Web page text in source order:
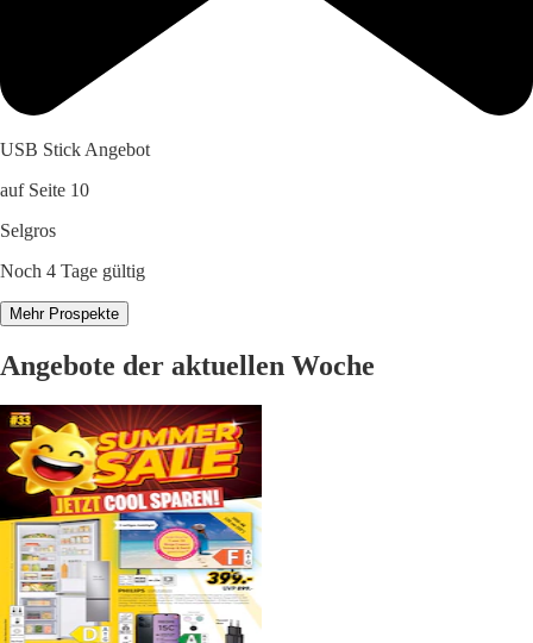
USB Stick Angebot
auf Seite 10
Selgros
Noch 4 Tage gültig
Mehr Prospekte
Angebote der aktuellen Woche